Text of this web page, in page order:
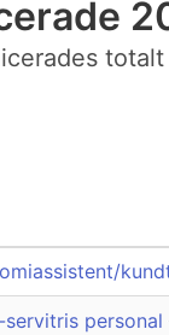
personal